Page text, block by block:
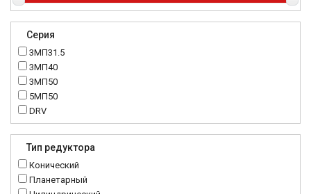
Серия
3МП31.5
3МП40
3МП50
5МП50
DRV
K..DR
MTC
NMRV
RC
Тип редуктора
Конический
Планетарный